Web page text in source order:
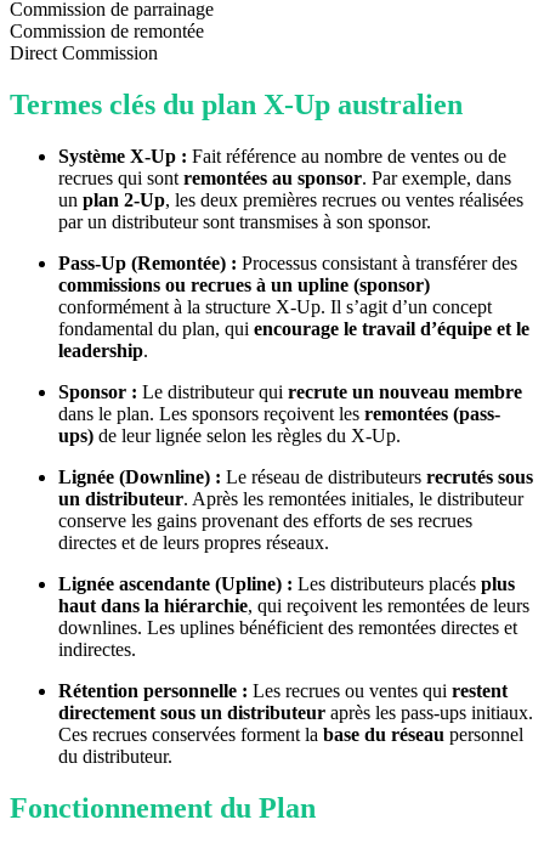
Commission de parrainage
Commission de remontée
Direct Commission
Termes clés du plan X-Up australien
Système X-Up : Fait référence au nombre de ventes ou de
recrues qui sont remontées au sponsor. Par exemple, dans
un plan 2-Up, les deux premières recrues ou ventes réalisées
par un distributeur sont transmises à son sponsor.
Pass-Up (Remontée) : Processus consistant à transférer des
commissions ou recrues à un upline (sponsor)
conformément à la structure X-Up. Il s’agit d’un concept
fondamental du plan, qui encourage le travail d’équipe et le
leadership.
Sponsor : Le distributeur qui recrute un nouveau membre
dans le plan. Les sponsors reçoivent les remontées (pass-
ups) de leur lignée selon les règles du X-Up.
Lignée (Downline) : Le réseau de distributeurs recrutés sous
un distributeur. Après les remontées initiales, le distributeur
conserve les gains provenant des efforts de ses recrues
directes et de leurs propres réseaux.
Lignée ascendante (Upline) : Les distributeurs placés plus
haut dans la hiérarchie, qui reçoivent les remontées de leurs
downlines. Les uplines bénéficient des remontées directes et
indirectes.
Rétention personnelle : Les recrues ou ventes qui restent
directement sous un distributeur après les pass-ups initiaux.
Ces recrues conservées forment la base du réseau personnel
du distributeur.
Fonctionnement du Plan